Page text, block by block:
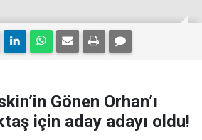
Gönen Orhan’ı
için aday adayı oldu!